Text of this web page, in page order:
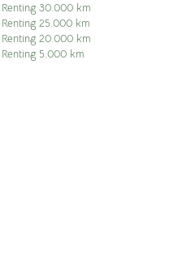
Renting 30.000 km
Renting 25.000 km
Renting 20.000 km
Renting 5.000 km